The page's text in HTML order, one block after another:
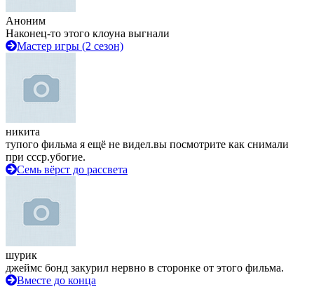
Аноним
Наконец-то этого клоуна выгнали
Мастер игры (2 сезон)
никита
тупого фильма я ещё не видел.вы посмотрите как снимали
при ссср.убогие.
Семь вёрст до рассвета
шурик
джеймс бонд закурил нервно в сторонке от этого фильма.
Вместе до конца